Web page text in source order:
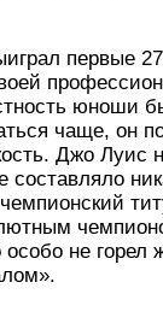
первые
юноши
чаще, он
Джо Луис
составляло
особо не